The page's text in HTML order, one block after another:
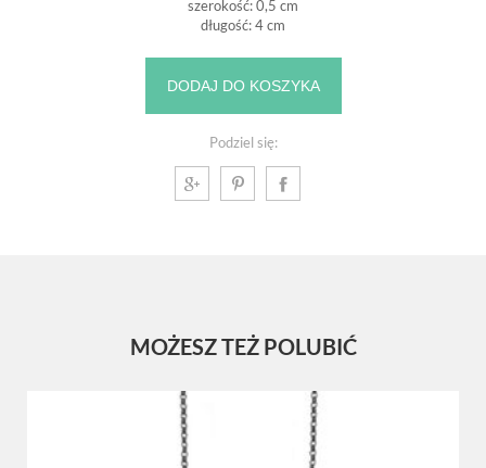
szerokość: 0,5 cm
długość: 4 cm
DODAJ DO KOSZYKA
Podziel się:
MOŻESZ TEŻ POLUBIĆ